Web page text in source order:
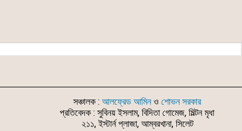
সঞ্চালক : আলফ্রেড আমিনও শোভন সরকার
প্রতিবেদক : সুবিনয় ইসলাম, বিদিতা গোমেজ, মিল্টন মৃধা
২১১, ইস্টার্ন প্লাজা, আম্বরখানা, সিলেট